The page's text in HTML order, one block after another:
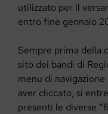
utilizzato per il
entro fine gennaio
Sempre prima della
sito dei bandi di
menu di
aver cliccato, si
presenti le diverse